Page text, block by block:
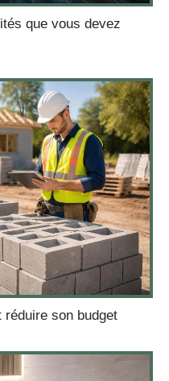
que vous devez
réduire son budget